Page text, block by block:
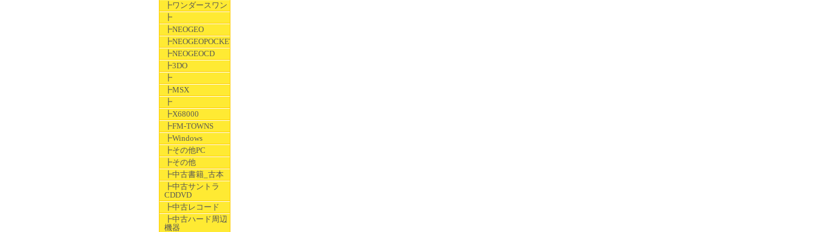
┣ワンダースワン
┣
┣NEOGEO
┣NEOGEOPOCKET
┣NEOGEOCD
┣3DO
┣
┣MSX
┣
┣X68000
┣FM-TOWNS
┣Windows
┣その他PC
┣その他
┣中古書籍_古本
┣中古サントラ
CDDVD
┣中古レコード
┣中古ハード周辺
機器